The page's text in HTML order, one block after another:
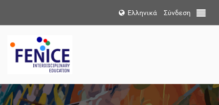
Toggle
Σύνδεση
Επιλογή
Ελληνικά